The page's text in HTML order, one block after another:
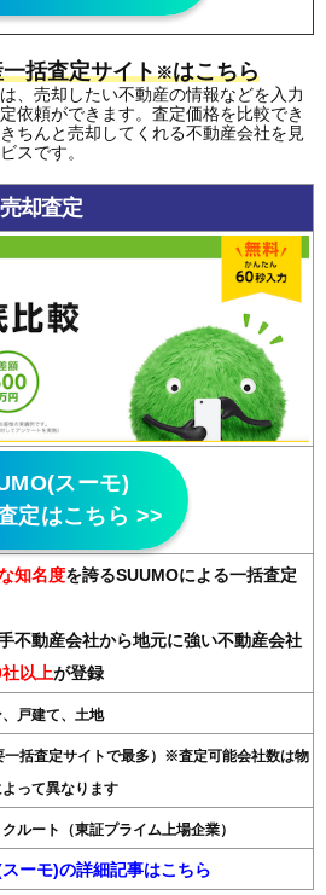
括査定サイト※はこちら
、売却したい不動産の情報などを入力
依頼ができます。査定価格を比較でき
ちんと売却してくれる不動産会社を見
スです。
却査定
スーモ)
定はこちら >>
知名度を誇るSUUMOによる一括査定
不動産会社から地元に強い不動産会社
以上が登録
戸建て、土地
一括査定サイトで最多）※査定可能会社数は物
って異なります
ルート（東証プライム上場企業）
ーモ)の詳細記事はこちら